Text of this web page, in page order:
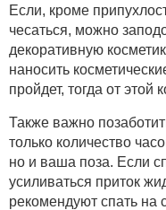
Если, кроме
чесаться, можно
декоративную
наносить
пройдет, тогда от этой
Также важно
только количество
но и ваша поза. Если
усиливаться приток
рекомендуют спать на